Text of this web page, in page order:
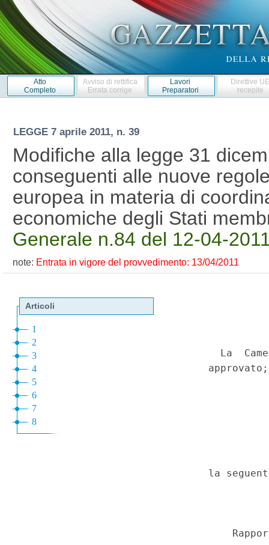
Atto
Completo
Avviso di rettifica
Errata corrige
Lavori
Preparatori
Direttive
recepite
LEGGE 7 aprile 2011, n. 39
Modifiche alla legge 31
conseguenti alle nuove
europea in materia di
economiche degli Stati
Generale n.84 del 12-04-
note: Entrata in vigore del provvedimento: 13/04/2011